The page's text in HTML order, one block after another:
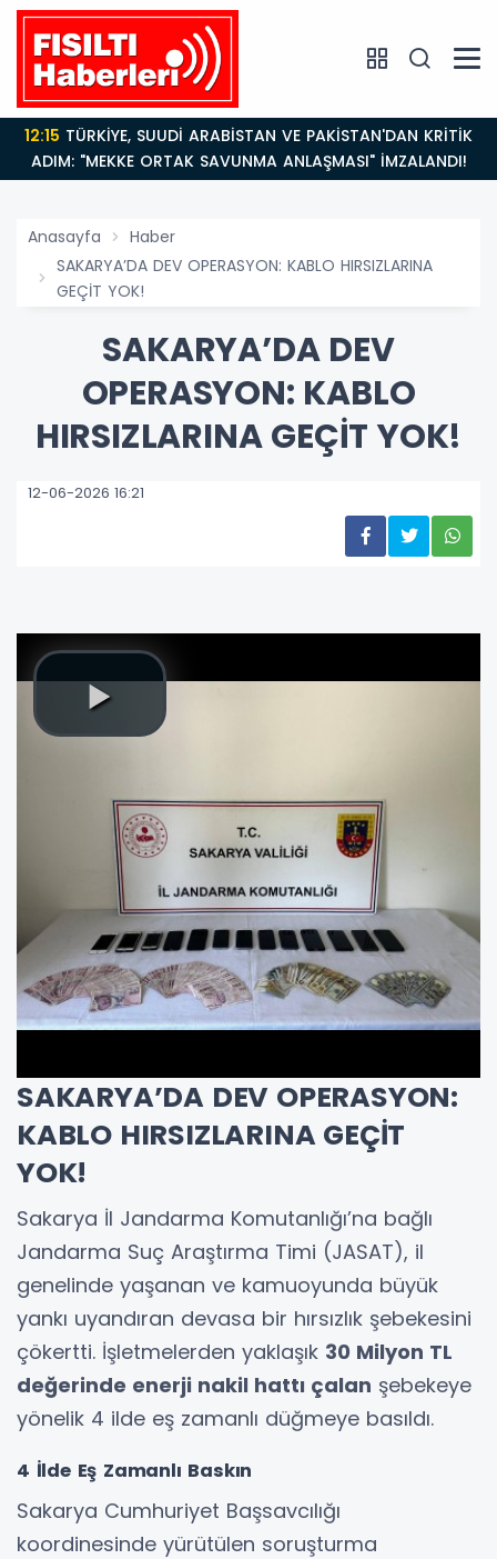
12:15
ADIM: "MEKKE ORTAK SAVUNMA ANLAŞMASI" İMZALANDI!
Anasayfa
Haber
SAKARYA’DA DEV OPERASYON: KABLO HIRSIZLARINA
GEÇİT YOK!
SAKARYA’DA DEV
OPERASYON: KABLO
HIRSIZLARINA GEÇİT YOK!
12-06-2026 16:21
SAKARYA’DA DEV OPERASYON:
KABLO HIRSIZLARINA GEÇİT
YOK!
Sakarya İl Jandarma Komutanlığı’na bağlı
Jandarma Suç Araştırma Timi (JASAT), il
genelinde yaşanan ve kamuoyunda büyük
yankı uyandıran devasa bir hırsızlık şebekesini
çökertti. İşletmelerden yaklaşık 30 Milyon TL
değerinde enerji nakil hattı çalan şebekeye
yönelik 4 ilde eş zamanlı düğmeye basıldı.
4 İlde Eş Zamanlı Baskın
Sakarya Cumhuriyet Başsavcılığı
koordinesinde yürütülen soruşturma